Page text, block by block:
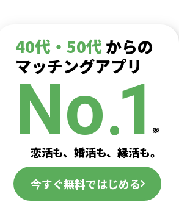
40代・50代 からの
マッチングアプリ
No.1
恋活も、婚活も、縁活も。
今すぐ無料ではじめる